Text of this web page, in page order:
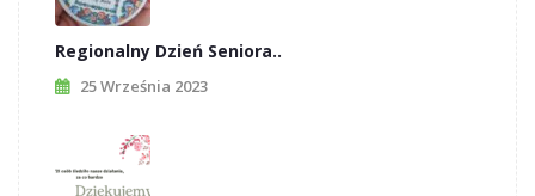
Regionalny Dzień Seniora..
25 Września 2023